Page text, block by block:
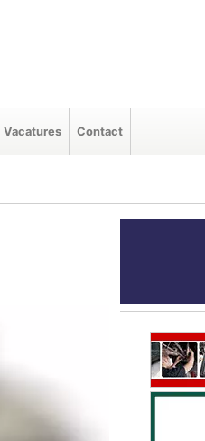
Vacatures Contact